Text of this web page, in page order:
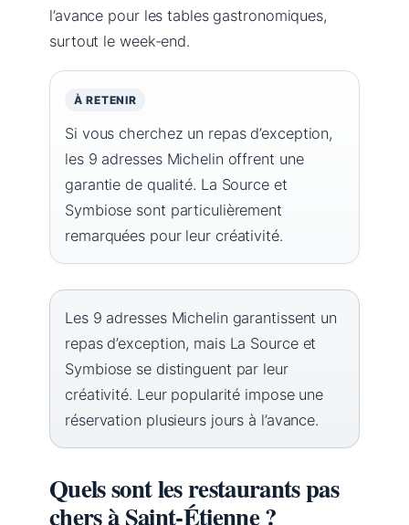
l’avance pour les tables gastronomiques,
surtout le week-end.
À RETENIR
Si vous cherchez un repas d’exception,
les 9 adresses Michelin offrent une
garantie de qualité. La Source et
Symbiose sont particulièrement
remarquées pour leur créativité.
Les 9 adresses Michelin garantissent un
repas d’exception, mais La Source et
Symbiose se distinguent par leur
créativité. Leur popularité impose une
réservation plusieurs jours à l’avance.
Quels sont les restaurants pas
chers à Saint-Étienne ?